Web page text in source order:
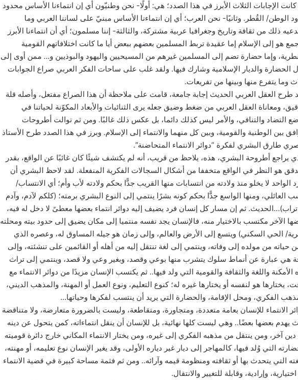
كانت الإجابات الثلاث الأبرز في هذا الصدد؛ هي: أولًا- نحن وطنيّون أي إن انتماءنا الأساس محدود
الوطن/ القُطر. وثانيًا- نحن العرب؛ أي إن انتماءنا الأساس مبنيّ على لساننا العربي وما
ذلك من ثقافة وتاريخ وجغرافيا عربية مشتركة، والثالثة- إننا مسلمون؛ أي أن انتماءنا الأبرز
هو إلى الإسلام إما عقيدة تربط المسلمين بعضهم ببعض أيا ما كانت اختلافاتهم القومية
وإما حضارة تضم إلى المسلمين غيرهم من المسيحيين واليهود والبوذيين و… ممن أوى إلى
الحضارة والديار الإسلامية وشارك فيها. ولقد غلب على ساحات الفكر العربي صراع الجوابات
وما يتفرع منها وبينها من تفريعات.
طرح العقل العربي الحديث إجابة جامعة، قامت على ملاحظة أن هذا الصراع مفتعل، وأصله قلة
ومعاناة العقل العربي من ضغط وضيق جعله يرى الثنائيات والأبعاد المكوّنة لحياتنا في
التضاد والتنافي، والأمر ليس كذلك دائما، بل عكس ذلك غالبًا. ومن ثم توالت أطروحات
بين الوطنية والقومية، وبين كل منهما والانتماء إلى الإسلام. وبرز في هذا الصدد طرح الأستاذ
طارق البشري لفكرة “دوائر الانتماء المتحاضنة”.
يراجع أطروحة البشري، هذه، يلاحظ من قريب، أنه لم يكتشف شيئًا كان غائبًا عن الواقع، بقدر
هو النظر في الواقع متخففا من أشكال السجالات الفكرية المنفعلة. لقد لاحظ البشري أن
الواحد لا يخلو منذ ولادته من انتسابات منها القريب جدًّا بحكم ولادته لأب وأم؛ أي الانتساب/
العائلي، ومنها الواسع جدًّا بحكم كونه بشرًا ينتمي إلى النوع البشري برمته؛ (كلكم لآدم، وآدم
ثم إن مسار كل إنسان فرد يضيف إليه دوائر انتماء بعضها معطىً لا دخل له فيه،
الآخر مكتسب بالاختيار منه، فالإنسان يجد نفسه منتميا إلى مكان يضيق إلى حدود بيته ومحلته
الحي السكني) ويتسع إلى الأرض والعالم، وإلى زمان هو جيله المساوق له، وعصره الذي
حياته من مولده إلى وفاته، وينتمي إلى لغة تنتقل إليه من أهله أو القائمين على تنشئته، وإلى
هي عبارة عن أنماط سلوك يتشرب منها بوعي وقصد، وبغير وعي ولا قصد، وينتمي إلى تراث
الأمكنة واللغة والثقافة والقومية التي ولد فيها.. ثم يكتسب الإنسان مزيدًا من دوائر الانتماء مع
يختارها هو لنفسه أو يختارها غيره له؛ كنوع التعليم، ونوع العمل أو المهنة، والمذهب الديني،
الفكري، ومحل الإقامة، والحضارة التي يريد أن ينتسب لفكرها وحياتها…
الانتماء للإنسان بعامة متعددة، ومتجاورة، ومتقاطعة، وليست بالضرورة متعارضة، ولا متناقضة
يهدم بعضها بعضًا.. وهي ليست كلها نهائية، بل للإنسان أن ينقل انتماءاته، كمن يتحول عن دينه
دين آخر، ومن ينتقل من مذهبه الفكري إلى غيره، ومن يختار الانتماء المكاني خارج دائرة قوميته
التي وُلد فيها، كالمهاجر إلى ديار غير دياره الأولى، وقد يغير الإنسان نوع تعليمه، أو مهنته،
التي يتحدث بها أو ثقافته ومنظومة قيمه وآرائه.. ومن ثم فثمة مساحة كبيرة في قضية الانتماء
وإرادية، وقابلة للتغيير والانتقال.